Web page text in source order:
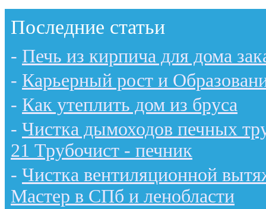
Последние статьи
- Печь из кирпича для дома
- Карьерный рост и
- Как утеплить дом из бруса
- Чистка дымоходов печных
21 Трубочист - печник
- Чистка вентиляционной
Мастер в СПб и ленобласти